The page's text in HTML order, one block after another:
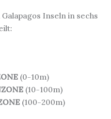
Inseln in sechs
(0-10m)
(10-100m)
(100-200m)